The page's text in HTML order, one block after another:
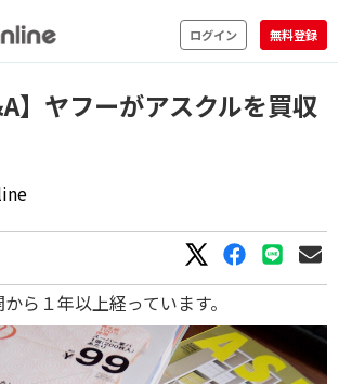
ログイン 無料登録
】ヤフーがアスクルを買収
ら１年以上経っています。